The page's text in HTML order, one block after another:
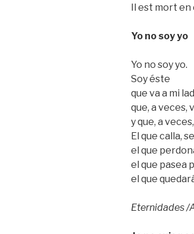
Il est mort
Yo no soy yo
Yo no soy yo.
Soy éste
que va a mi
que, a veces,
y que, a
El que calla,
el que
el que pasea
el que
Eternidades /